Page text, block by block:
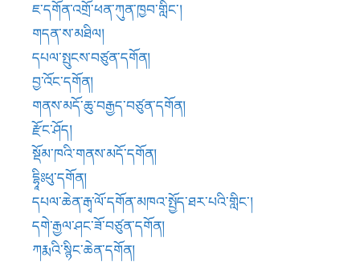
དགེ་རྒྱལ་ཤང་ཟོ་བཙུན་དགོན།
ཀརྨའི་སྙིང་ཆེན་དགོན།
མཚམས་ཁང་རི་ཁྲོད།
རྒྱང་གྲགས་དགོན།
སྐུ་ཚེ་དགོན།
ཕག་གྲུའི་གདུང་འབུམ་བཀའ་བཞི་བསམ་གཏན་གླིང་།
ཙཱ་འདྲ་རིན་ཆེན་བྲག
ཁར་རྩེ་ཀརྨ་དགོན།
ཞིང་གོང་བཀྲ་ཤིས་ཆོས་གླིང་།
ཤང་ཀླུ་ཁང་དགོན།
ཟ་དམ་ཉིན་བྱེད་གླིང་།